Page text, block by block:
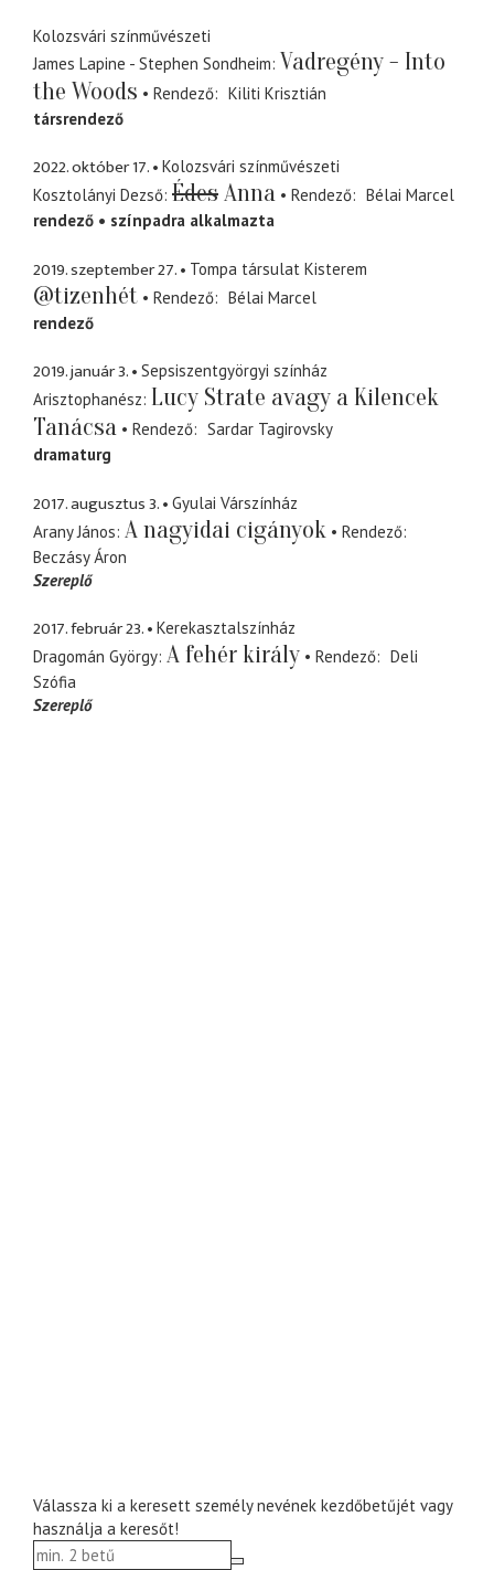
Kolozsvári színművészeti
James Lapine - Stephen Sondheim Vadregény - Into
the Woods
Rendező
Kiliti Krisztián
társrendező
2022. október 17.
Kolozsvári színművészeti
Kosztolányi Dezső ÉdesAnna Rendező
Bélai Marcel
rendező
színpadra alkalmazta
2019. szeptember 27. Tompa társulat Kisterem
@tizenhét Rendező
Bélai Marcel
rendező
2019. január 3.
Sepsiszentgyörgyi színház
Arisztophanész Lucy Strate avagy a Kilencek
Tanácsa
Rendező
Sardar Tagirovsky
dramaturg
2017. augusztus 3.
Gyulai Várszínház
Arany János A nagyidai cigányok
Rendező
Beczásy Áron
Szereplő
2017. február 23.
Kerekasztalszínház
Dragomán György A fehér király Rendező
Deli
Szófia
Szereplő
Válassza ki a keresett személy nevének kezdőbetűjét vagy
használja a keresőt!